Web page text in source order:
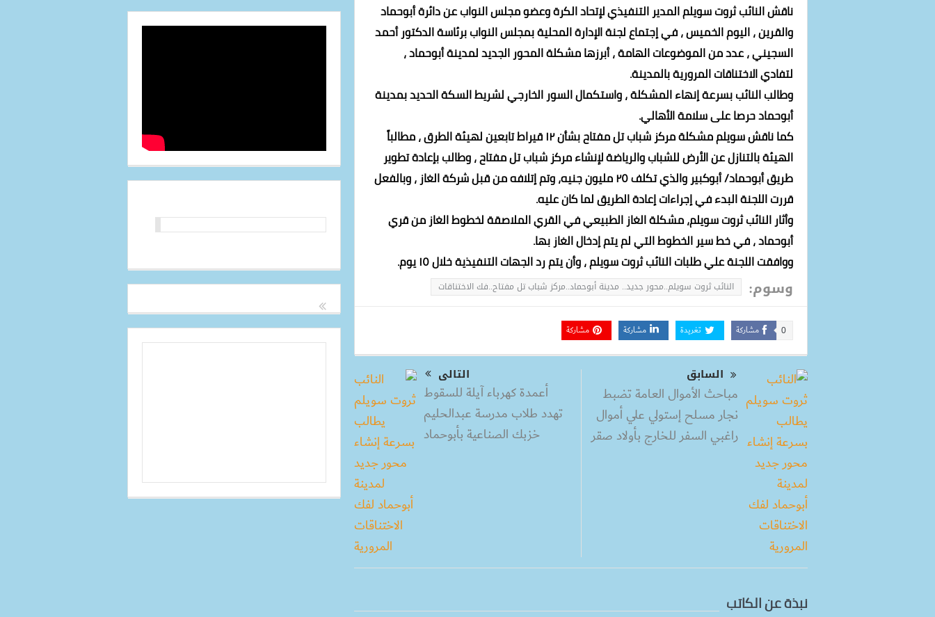
ناقش النائب ثروت سويلم المدير التنفيذي لإتحاد الكرة وعضو مجلس النواب عن دائرة أبوحماد
والقرين ، اليوم الخميس ، في إجتماع لجنة الإدارة المحلية بمجلس النواب برئاسة الدكتور أحمد
السجيني ، عدد من الموضوعات الهامة ، أبرزها مشكلة المحور الجديد لمدينة أبوحماد ،
لتفادي الاختناقات المرورية بالمدينة.
وطالب النائب بسرعة إنهاء المشكلة ، واستكمال السور الخارجي لشريط السكة الحديد بمدينة
أبوحماد حرصا على سلامة الأهالي.
كما ناقش سويلم مشكلة مركز شباب تل مفتاح بشأن ١٢ قيراط تابعين لهيئة الطرق ، مطالباً
الهيئة بالتنازل عن الأرض للشباب والرياضة لإنشاء مركز شباب تل مفتاح ، وطالب بإعادة تطوير
طريق أبوحماد/ أبوكبير والذي تكلف ٢٥ مليون جنيه، وتم إتلافه من قبل شركة الغاز ، وبالفعل
قررت اللجنة البدء في إجراءات إعادة الطريق لما كان عليه.
وأثار النائب ثروت سويلم، مشكلة الغاز الطبيعي في القري الملاصقة لخطوط الغاز من قري
أبوحماد ، في خط سير الخطوط التي لم يتم إدخال الغاز بها.
ووافقت اللجنة علي طلبات النائب ثروت سويلم ، وأن يتم رد الجهات التنفيذية خلال ١٥ يوم.
وسوم: النائب ثروت سويلم..محور جديد.. مدينة أبوحماد..مركز شباب تل مفتاح..فك الاختناقات
مشاركة 0 تغريدة مشاركة مشاركة
السابق
مباحث الأموال العامة تضبط
نجار مسلح إستولي علي أموال
راغبي السفر للخارج بأولاد صقر
التالى
أعمدة كهرباء آيلة للسقوط
تهدد طلاب مدرسة عبدالحليم
خزبك الصناعية بأبوحماد
نبذة عن الكاتب